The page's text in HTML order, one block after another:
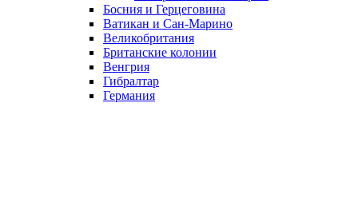
Босния и Герцеговина
Ватикан и Сан-Марино
Великобритания
Британские колонии
Венгрия
Гибралтар
Германия